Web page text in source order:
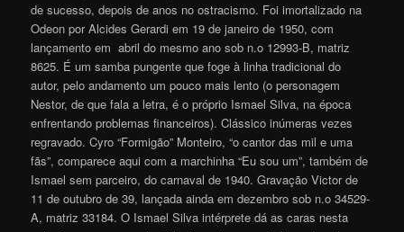
de sucesso, depois de anos no ostracismo. Foi imortalizado na
Odeon por Alcides Gerardi em 19 de janeiro de 1950, com
lançamento em abril do mesmo ano sob n.o 12993-B, matriz
8625. É um samba pungente que foge à linha tradicional do
autor, pelo andamento um pouco mais lento (o personagem
Nestor, de que fala a letra, é o próprio Ismael Silva, na época
enfrentando problemas financeiros). Clássico inúmeras vezes
regravado. Cyro “Formigão” Monteiro, “o cantor das mil e uma
fãs”, comparece aqui com a marchinha “Eu sou um”, também de
Ismael sem parceiro, do carnaval de 1940. Gravação Victor de
11 de outubro de 39, lançada ainda em dezembro sob n.o 34529-
A, matriz 33184. O Ismael Silva intérprete dá as caras nesta